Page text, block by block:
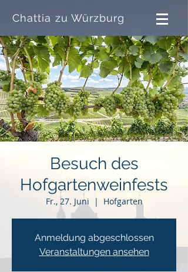
Chattia zu Würzburg
Besuch des
Hofgartenweinfests
Fr., 27. Juni
  |
Hofgarten
Anmeldung abgeschlossen
Veranstaltungen ansehen